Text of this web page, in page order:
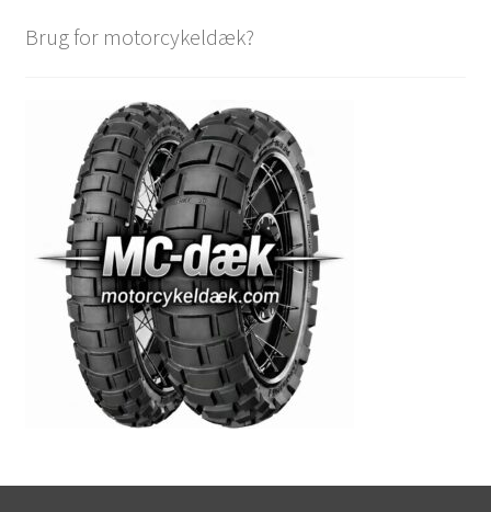
Brug for motorcykeldæk?